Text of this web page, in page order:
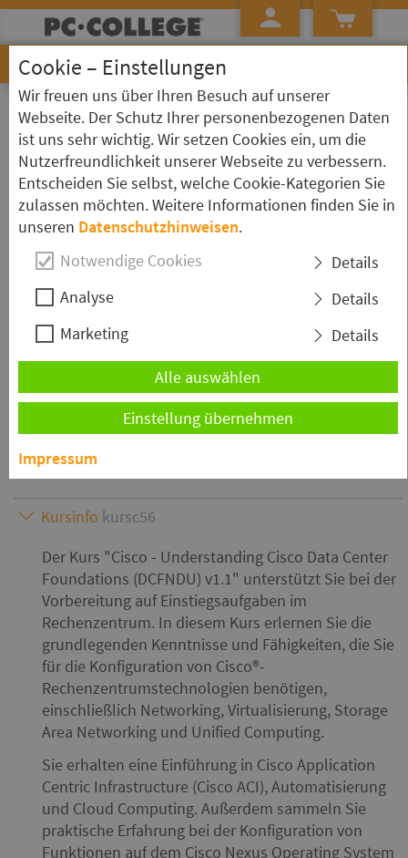
Startseite»Kursübersicht»Cisco *)» Kurs Detailseite
Cisco - Understanding Cisco Data
Center Foundations (DCFNDU)
Kurzbeschreibung
In dem Seminar "Cisco - Understanding Cisco Data
Center Foundations (DCFNDU) v1.1" bekommen Sie
die grundlegenden Kenntnisse und Fähigkeiten, die
Sie für die Cisco®-Rechenzentrumstechnologien
benötigen. Die Schulung vermittelt Ihnen das
Grundlagenwissen für weitere
Rechenzentrumskurse.
Kursinfo kursc56
Der Kurs
Cisco - Understanding Cisco Data Center
Foundations (DCFNDU) v1.1
unterstützt Sie bei der
Vorbereitung auf Einstiegsaufgaben im
Rechenzentrum. In diesem Kurs erlernen Sie die
grundlegenden Kenntnisse und Fähigkeiten, die Sie
für die Konfiguration von Cisco®-
Rechenzentrumstechnologien benötigen,
einschließlich Networking, Virtualisierung, Storage
Area Networking und Unified Computing.
Sie erhalten eine Einführung in Cisco Application
Centric Infrastructure (Cisco ACI), Automatisierung
und Cloud Computing. Außerdem sammeln Sie
praktische Erfahrung bei der Konfiguration von
Funktionen auf dem Cisco Nexus Operating System
Cookie – Einstellungen
Wir freuen uns über Ihren Besuch auf unserer
Webseite. Der Schutz Ihrer personenbezogenen Daten
ist uns sehr wichtig. Wir setzen Cookies ein, um die
Nutzerfreundlichkeit unserer Webseite zu verbessern.
Entscheiden Sie selbst, welche Cookie-Kategorien Sie
zulassen möchten. Weitere Informationen finden Sie in
unseren Datenschutzhinweisen.
Notwendige Cookies
Details
Analyse
Details
Marketing
Details
Alle auswählen
Einstellung übernehmen
Impressum